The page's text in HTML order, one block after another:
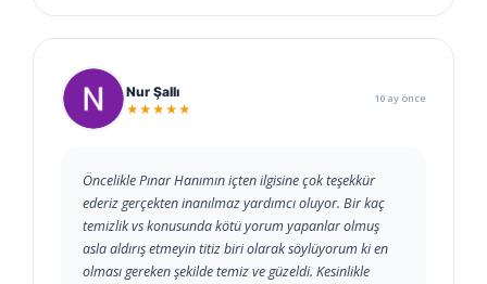
Nur Şallı
★★★★★
10 ay önce
Öncelikle Pınar Hanımın içten ilgisine çok teşekkür
ederiz gerçekten inanılmaz yardımcı oluyor. Bir kaç
temizlik vs konusunda kötü yorum yapanlar olmuş
asla aldırış etmeyin titiz biri olarak söylüyorum ki en
olması gereken şekilde temiz ve güzeldi. Kesinlikle